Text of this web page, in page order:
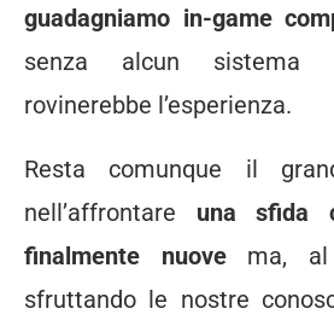
guadagniamo in-game
senza alcun sistema
rovinerebbe l’esperienza.
Resta comunque il
nell’affrontare una sfida
finalmente nuovema, al
sfruttando le nostre